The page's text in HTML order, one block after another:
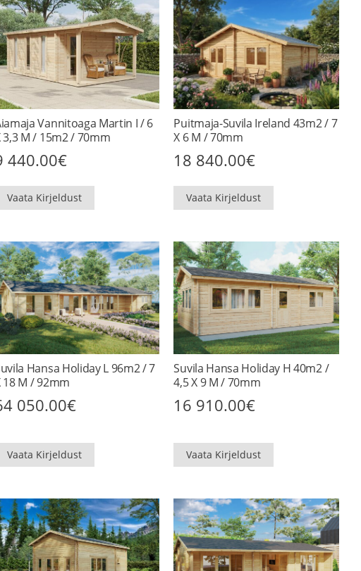
Vannitoaga Martin I / 6
3,3 M / 15m2 / 70mm
440.00€
Vaata Kirjeldust
Puitmaja-Suvila Ireland 43m2 / 7
X 6 M / 70mm
18 840.00€
Vaata Kirjeldust
Hansa Holiday L 96m2 / 7
18 M / 92mm
050.00€
Vaata Kirjeldust
Suvila Hansa Holiday H 40m2 /
4,5 X 9 M / 70mm
16 910.00€
Vaata Kirjeldust